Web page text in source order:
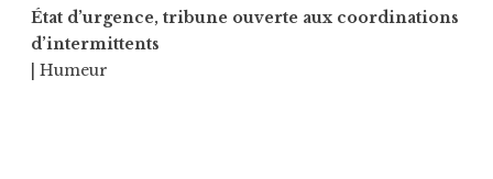
État d’urgence, tribune ouverte aux coordinations
d’intermittents
| Humeur